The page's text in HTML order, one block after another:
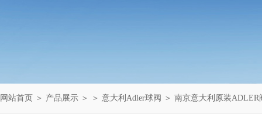
网站首页 ＞ 产品展示 ＞ ＞ 意大利Adler球阀 ＞ 南京意大利原装ADLER